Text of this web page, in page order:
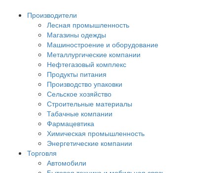
Производители
Лесная промышленность
Магазины одежды
Машиностроение и оборудование
Металлургические компании
Нефтегазовый комплекс
Продукты питания
Производство упаковки
Сельское хозяйство
Строительные материалы
Табачные компании
Фармацевтика
Химическая промышленность
Энергетические компании
Торговля
Автомобили